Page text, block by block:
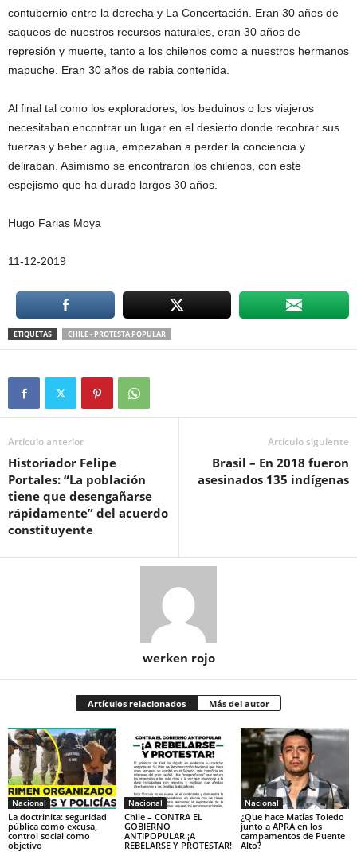
contubernio entre la derecha y La Concertación. Eran 30 años de
saqueos de nuestros recursos naturales, eran 30 años de
represión y muerte, tanto a los chilenos como a nuestros hermanos
mapuche. Eran 30 años de rabia contenida.
Al final tal como los exploradores, los beduinos o los viajeros
necesitaban encontrar un lugar en el desierto donde recobrar sus
fuerzas y beber agua, empezaban a perder la conciencia y
deliraban. Asímismo se encontraron los chilenos, con este
espejismo que ha durado largos 30 años.
Hugo Farias Moya
11-12-2019
ETIQUETAS CHILE - PROTESTA POPULAR
Artículo anterior
Historiador Felipe
Portales: “La población
tiene que desengañarse
rápidamente” del acuerdo
constituyente
Artículo siguiente
Brasil – En 2018 fueron
asesinados 135 indígenas
werken rojo
Artículos relacionados Más del autor
Nacional
La doctrinita: seguridad
pública como excusa,
control social como
objetivo
Nacional
Chile – CONTRA EL
GOBIERNO
ANTIPOPULAR ¡A
REBELARSE Y PROTESTAR!
Nacional
¿Que hace Matías Toledo
junto a APRA en los
campamentos de Puente
Alto?